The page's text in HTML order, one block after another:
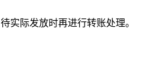
实际发放时再进行转账处理。